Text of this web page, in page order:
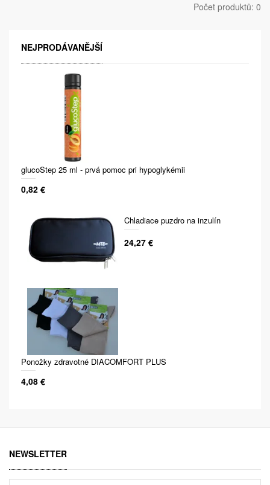
Počet produktů: 0
NEJPRODÁVANĚJŠÍ
glucoStep 25 ml - prvá pomoc pri hypoglykémii
0,82 €
Chladiace puzdro na inzulín
24,27 €
Ponožky zdravotné DIACOMFORT PLUS
4,08 €
NEWSLETTER